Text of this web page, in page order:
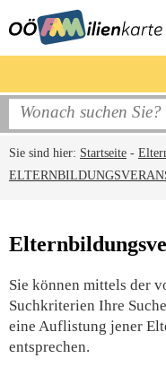
Sie sind hier: Startseite -
Sie können mittels der
Suchkriterien Ihre
eine Auflistung jener
entsprechen.